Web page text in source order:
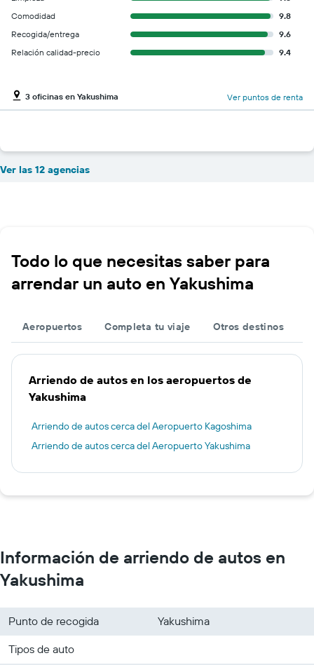
Comodidad
9.8
Recogida/entrega
9.6
Relación calidad-precio
9.4
3 oficinas en Yakushima Ver puntos de renta
Ver las 12 agencias
Todo lo que necesitas saber para
arrendar un auto en Yakushima
Aeropuertos Completa tu viaje Otros destinos
Arriendo de autos en los aeropuertos de
Yakushima
Arriendo de autos cerca del Aeropuerto Kagoshima
Arriendo de autos cerca del Aeropuerto Yakushima
Información de arriendo de autos en
Yakushima
Punto de recogida
Yakushima
Tipos de auto